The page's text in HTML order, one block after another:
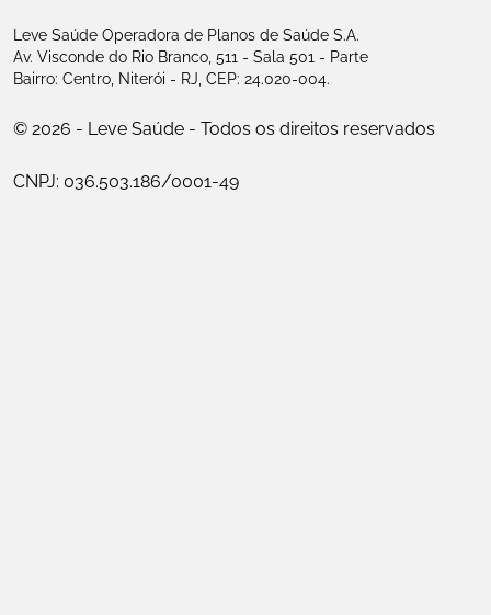
Leve Saúde Operadora de Planos de Saúde S.A.
Av. Visconde do Rio Branco, 511 - Sala 501 - Parte
Bairro: Centro, Niterói - RJ, CEP: 24.020-004.
© 2026 - Leve Saúde - Todos os direitos reservados
CNPJ: 036.503.186/0001-49